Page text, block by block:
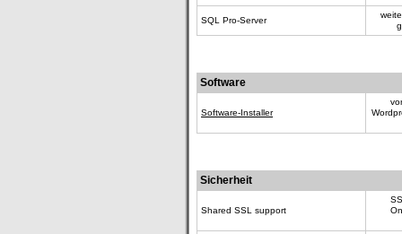
SQL Pro-Server
Software
Software-Installer
Sicherheit
Shared SSL support